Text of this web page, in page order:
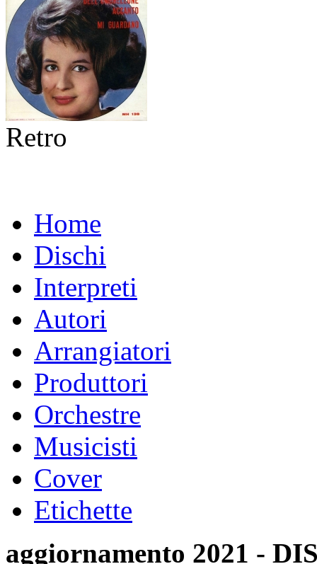
Retro
Home
Dischi
Interpreti
Autori
Arrangiatori
Produttori
Orchestre
Musicisti
Cover
Etichette
aggiornamento 2021 -